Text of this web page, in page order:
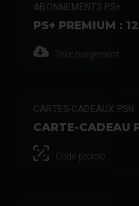
ABONNEMENTS PS+
PS+ PREMIUM :
Téléchargement
CARTES-CADEAUX PSN
CARTE-CADEAU
Code promo